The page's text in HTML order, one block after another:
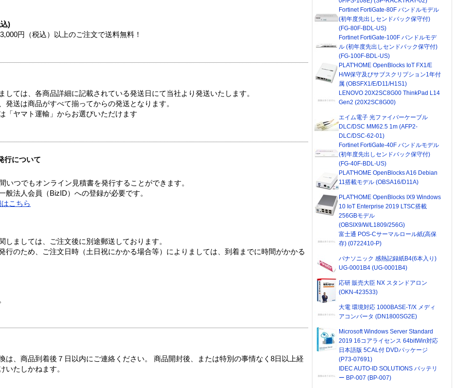
)
円（税込）以上のご注文で送料無料！
しては、各商品詳細に記載されている発送日にて当社より発送いたします。
発送は商品がすべて揃ってからの発送となります。
「ヤマト運輸」からお選びいただけます
行について
いつでもオンライン見積書を発行することができます。
法人会員（BizID）への登録が必要です。
こちら
しましては、ご注文後に別途郵送しております。
行のため、ご注文日時（土日祝にかかる場合等）によりましては、到着までに時間がかかる
は、商品到着後７日以内にご連絡ください。 商品開封後、または特別の事情なく8日以上経
いたしかねます。
Fortinet FortiGate-80F バンドルモデル
(初年度先出しセンドバック保守付)
(FG-80F-BDL-US)
Fortinet FortiGate-100F バンドルモデ
ル (初年度先出しセンドバック保守付)
(FG-100F-BDL-US)
PLAT'HOME OpenBlocks IoT FX1/E
H/W保守及びサブスクリプション1年付
属 (OBSFX1/E/D11/H1S1)
LENOVO 20X2SC8G00 ThinkPad L14
Gen2 (20X2SC8G00)
エイム電子 光ファイバーケーブル
DLC/DSC MM62.5 1m (AFP2-
DLC/DSC-62-01)
Fortinet FortiGate-40F バンドルモデル
(初年度先出しセンドバック保守付)
(FG-40F-BDL-US)
PLAT'HOME OpenBlocks A16 Debian
11搭載モデル (OBSA16/D11A)
PLAT'HOME OpenBlocks IX9 Windows
10 IoT Enterprise 2019 LTSC搭載
256GBモデル
(OBSIX9/W/L1809/256G)
富士通 POS-Cサーマルロール紙(高保
存) (0722410-P)
パナソニック 感熱記録紙B4(6本入り)
UG-0001B4 (UG-0001B4)
応研 販売大臣 NX スタンドアロン
(OKN-423533)
大電 環境対応 1000BASE-T/X メディ
アコンバータ (DN1800SG2E)
Microsoft Windows Server Standard
2019 16コアライセンス 64bitWin対応
日本語版 5CAL付 DVDパッケージ
(P73-07691)
IDEC AUTO-ID SOLUTIONS バッテリ
ー BP-007 (BP-007)